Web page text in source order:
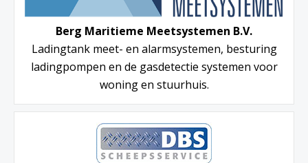
Berg Maritieme Meetsystemen B.V.
Ladingtank meet- en alarmsystemen, besturing
ladingpompen en de gasdetectie systemen voor
woning en stuurhuis.